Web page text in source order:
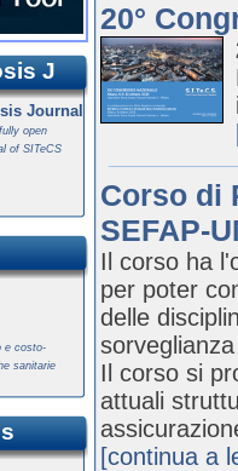
J
Journal
open
of SITeCS
e costo-
sanitarie
20°
Corso di
SEFAP-
Il corso ha
per poter
delle
Il corso si
attuali
[continua a